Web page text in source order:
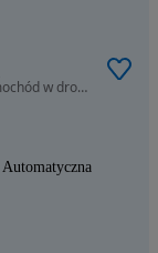
3604 cm3 • 290 KM • Limited 3.6L V6, zadbany samochód w drodze do Polski
Automatyczna